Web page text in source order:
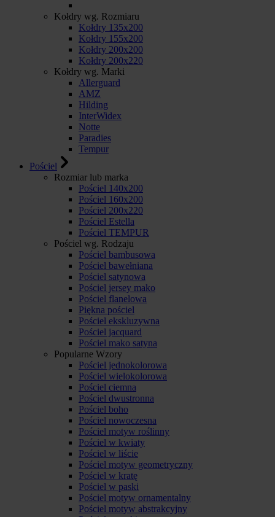
Kołdry wg. Rozmiaru
Kołdry 135x200
Kołdry 155x200
Kołdry 200x200
Kołdry 200x220
Kołdry wg. Marki
Allerguard
AMZ
Hilding
InterWidex
Notte
Paradies
Tempur
Pościel
Rozmiar lub marka
Pościel 140x200
Pościel 160x200
Pościel 200x220
Pościel Estella
Pościel TEMPUR
Pościel wg. Rodzaju
Pościel bambusowa
Pościel bawełniana
Pościel satynowa
Pościel jersey mako
Pościel flanelowa
Piękna pościel
Pościel ekskluzywna
Pościel jacquard
Pościel mako satyna
Popularne Wzory
Pościel jednokolorowa
Pościel wielokolorowa
Pościel ciemna
Pościel dwustronna
Pościel boho
Pościel nowoczesna
Pościel motyw roślinny
Pościel w kwiaty
Pościel w liście
Pościel motyw geometryczny
Pościel w kratę
Pościel w paski
Pościel motyw ornamentalny
Pościel motyw abstrakcyjny